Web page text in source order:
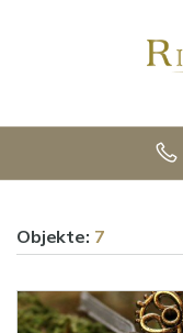
Objekte: 7